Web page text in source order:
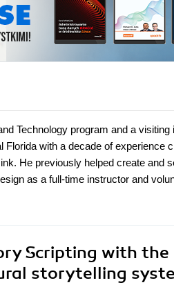
Technology program and a
with a decade of experience
He previously helped create and
as a full-time instructor and
Scripting with
storytelling